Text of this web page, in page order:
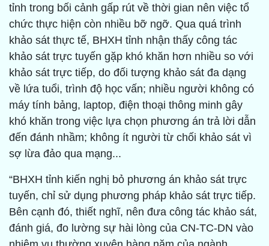
tỉnh trong bối cảnh gấp rút về thời gian nên việc tổ
chức thực hiện còn nhiều bỡ ngỡ. Qua quá trình
khảo sát thực tế, BHXH tỉnh nhận thấy công tác
khảo sát trực tuyến gặp khó khăn hơn nhiều so với
khảo sát trực tiếp, do đối tượng khảo sát đa dạng
về lứa tuổi, trình độ học vấn; nhiều người không có
máy tính bảng, laptop, điện thoại thông minh gây
khó khăn trong việc lựa chọn phương án trả lời dẫn
đến đánh nhầm; không ít người từ chối khảo sát vì
sợ lừa đảo qua mạng...
“BHXH tỉnh kiến nghị bỏ phương án khảo sát trực
tuyến, chỉ sử dụng phương pháp khảo sát trực tiếp.
Bên cạnh đó, thiết nghĩ, nên đưa công tác khảo sát,
đánh giá, đo lường sự hài lòng của CN-TC-DN vào